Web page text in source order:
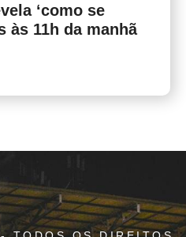
‘como se
às 11h da manhã